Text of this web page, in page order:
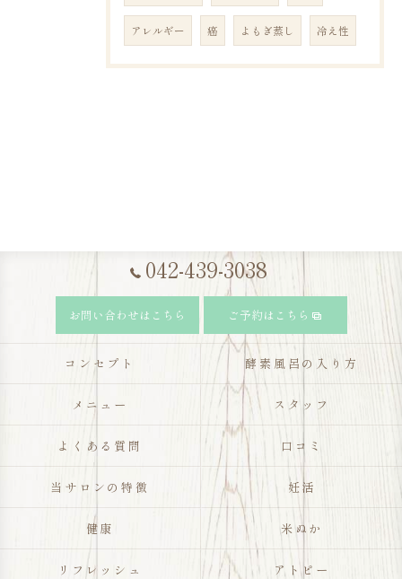
アレルギー 癌 よもぎ蒸し 冷え性
042-439-3038
お問い合わせはこちら ご予約はこちら
コンセプト 酵素風呂の入り方
メニュー スタッフ
よくある質問 口コミ
当サロンの特徴 妊活
健康 米ぬか
リフレッシュ アトピー